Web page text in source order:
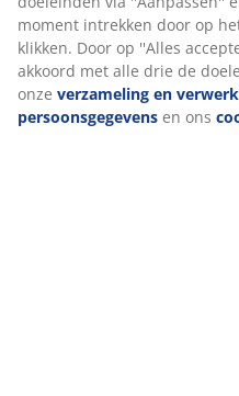
moment intrekken door op
klikken. Door op ''Alles
akkoord met alle drie de
onze verzameling en
persoonsgegevens en ons